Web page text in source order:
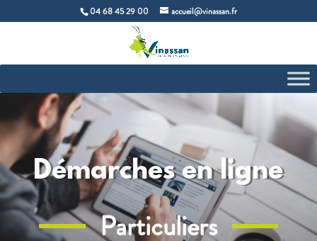
04 68 45 29 00 accueil@vinassan.fr
Démarches en ligne
Particuliers